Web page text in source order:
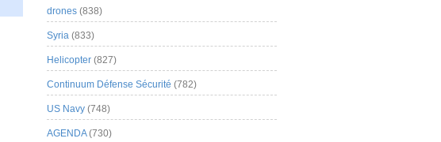
drones (838)
Syria (833)
Helicopter (827)
Continuum Défense Sécurité (782)
US Navy (748)
AGENDA(730)